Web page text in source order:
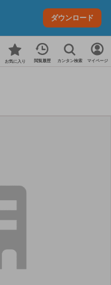
ダウンロード
お気に入り 閲覧履歴 カンタン検索 マイページ